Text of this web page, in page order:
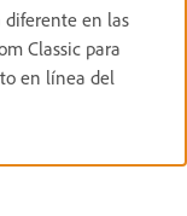
diferente en las
Classic para
en línea del